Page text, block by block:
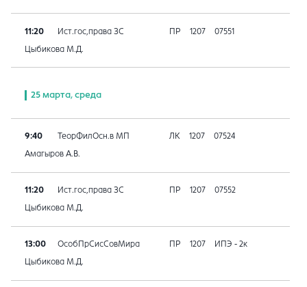
11:20 Ист.гос,права ЗС ПР 1207 07551
Цыбикова М.Д.
25 марта, среда
9:40 ТеорФилОсн.в МП ЛК 1207 07524
Амагыров А.В.
11:20 Ист.гос,права ЗС ПР 1207 07552
Цыбикова М.Д.
13:00 ОсобПрСисСовМира ПР 1207 ИПЭ - 2к
Цыбикова М.Д.